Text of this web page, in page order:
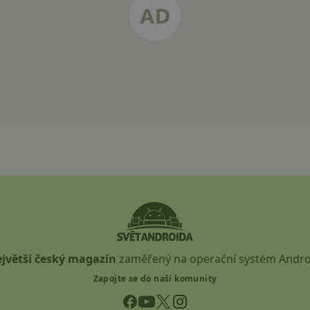
český magazín zaměřený na operační systém
Zapojte se do naší komunity